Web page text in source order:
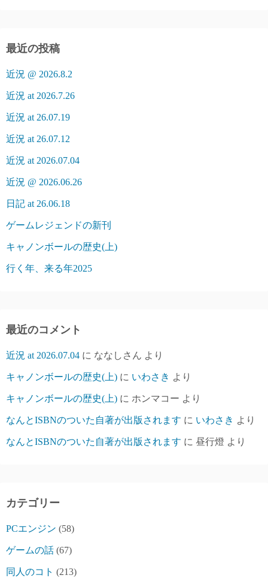
最近の投稿
近況 @ 2026.8.2
近況 at 2026.7.26
近況 at 26.07.19
近況 at 26.07.12
近況 at 2026.07.04
近況 @ 2026.06.26
日記 at 26.06.18
ゲームレジェンドの新刊
キャノンボールの歴史(上)
行く年、来る年2025
最近のコメント
近況 at 2026.07.04 に ななしさん より
キャノンボールの歴史(上) に いわさき より
キャノンボールの歴史(上) に ホンマコー より
なんとISBNのついた自著が出版されます に いわさき より
なんとISBNのついた自著が出版されます に 昼行燈 より
カテゴリー
PCエンジン (58)
ゲームの話 (67)
同人のコト (213)